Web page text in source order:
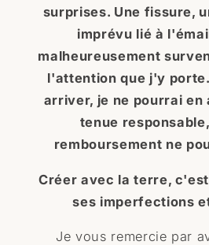
surprises. Une fissure,
imprévu lié à
malheureusement
l'attention que j'y
arriver, je ne pourrai en
tenue
remboursement ne
Créer avec la terre,
ses imperfections
Je vous remercie par